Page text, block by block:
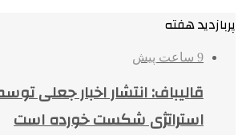
پربازدید هفته
9 ساعت پیش
قالیباف: انتشار اخبار جعلی
استراتژی شکست خورده است